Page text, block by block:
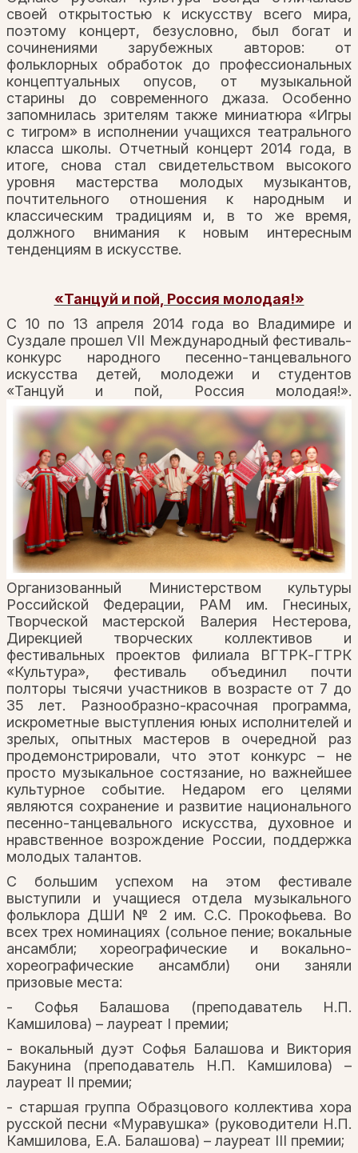
своей открытостью к искусству всего мира,
поэтому концерт, безусловно, был богат и
сочинениями зарубежных авторов: от
фольклорных обработок до профессиональных
концептуальных опусов, от музыкальной
старины до современного джаза. Особенно
запомнилась зрителям также миниатюра «Игры
с тигром» в исполнении учащихся театрального
класса школы. Отчетный концерт 2014 года, в
итоге, снова стал свидетельством высокого
уровня мастерства молодых музыкантов,
почтительного отношения к народным и
классическим традициям и, в то же время,
должного внимания к новым интересным
тенденциям в искусстве.
«Танцуй и пой, Россия молодая!»
С 10 по 13 апреля 2014 года во Владимире и
Суздале прошел VII Международный фестиваль-
конкурс народного песенно-танцевального
искусства детей, молодежи и студентов
«Танцуй и пой, Россия молодая!».
Организованный Министерством культуры
Российской Федерации, РАМ им. Гнесиных,
Творческой мастерской Валерия Нестерова,
Дирекцией творческих коллективов и
фестивальных проектов филиала ВГТРК-ГТРК
«Культура», фестиваль объединил почти
полторы тысячи участников в возрасте от 7 до
35 лет. Разнообразно-красочная программа,
искрометные выступления юных исполнителей и
зрелых, опытных мастеров в очередной раз
продемонстрировали, что этот конкурс – не
просто музыкальное состязание, но важнейшее
культурное событие. Недаром его целями
являются сохранение и развитие национального
песенно-танцевального искусства, духовное и
нравственное возрождение России, поддержка
молодых талантов.
С большим успехом на этом фестивале
выступили и учащиеся отдела музыкального
фольклора ДШИ № 2 им. С.С. Прокофьева. Во
всех трех номинациях (сольное пение; вокальные
ансамбли; хореографические и вокально-
хореографические ансамбли) они заняли
призовые места:
- Софья Балашова (преподаватель Н.П.
Камшилова) – лауреат I премии;
- вокальный дуэт Софья Балашова и Виктория
Бакунина (преподаватель Н.П. Камшилова) –
лауреат II премии;
- старшая группа Образцового коллектива хора
русской песни «Муравушка» (руководители Н.П.
Камшилова, Е.А. Балашова) – лауреат III премии;